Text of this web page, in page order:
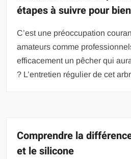
étapes à suivre pour
C’est une préoccupation
amateurs comme
efficacement un pêcher qui
? L’entretien régulier de cet
Comprendre la
et le silicone